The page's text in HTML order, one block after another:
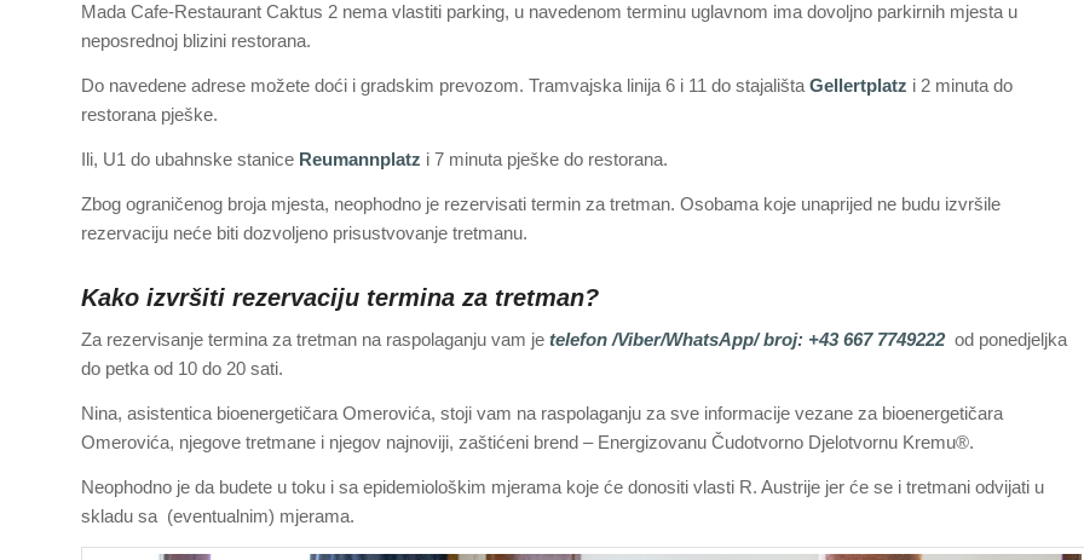
Mada Cafe-Restaurant Caktus 2 nema vlastiti parking, u navedenom terminu uglavnom ima dovoljno parkirnih mjesta u
neposrednoj blizini restorana.
Do navedene adrese možete doći i gradskim prevozom. Tramvajska linija 6 i 11 do stajališta Gellertplatz i 2 minuta do
restorana pješke.
Ili, U1 do ubahnske stanice Reumannplatz i 7 minuta pješke do restorana.
Zbog ograničenog broja mjesta, neophodno je rezervisati termin za tretman. Osobama koje unaprijed ne budu izvršile
rezervaciju neće biti dozvoljeno prisustvovanje tretmanu.
Kako izvršiti rezervaciju termina za tretman?
Za rezervisanje termina za tretman na raspolaganju vam je telefon /Viber/WhatsApp/ broj: +43 667 7749222od ponedjeljka
do petka od 10 do 20 sati.
Nina, asistentica bioenergetičara Omerovića, stoji vam na raspolaganju za sve informacije vezane za bioenergetičara
Omerovića, njegove tretmane i njegov najnoviji, zaštićeni brend – Energizovanu Čudotvorno Djelotvornu Kremu®.
Neophodno je da budete u toku i sa epidemiološkim mjerama koje će donositi vlasti R. Austrije jer će se i tretmani odvijati u
skladu sa (eventualnim) mjerama.